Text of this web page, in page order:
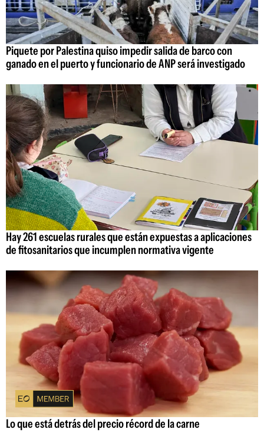
Piquete por Palestina quiso impedir salida de barco con
ganado en el puerto y funcionario de ANP será investigado
Hay 261 escuelas rurales que están expuestas a aplicaciones
de fitosanitarios que incumplen normativa vigente
Lo que está detrás del precio récord de la carne